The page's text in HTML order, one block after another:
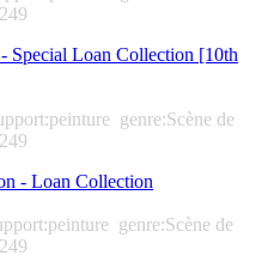
Special Loan Collection [10th
genre:Scène de
- Loan Collection
genre:Scène de